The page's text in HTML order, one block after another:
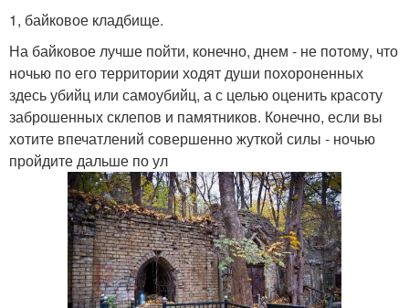
1, байковое кладбище.
На байковое лучше пойти, конечно, днем - не потому, что
ночью по его территории ходят души похороненных
здесь убийц или самоубийц, а с целью оценить красоту
заброшенных склепов и памятников. Конечно, если вы
хотите впечатлений совершенно жуткой силы - ночью
пройдите дальше по ул